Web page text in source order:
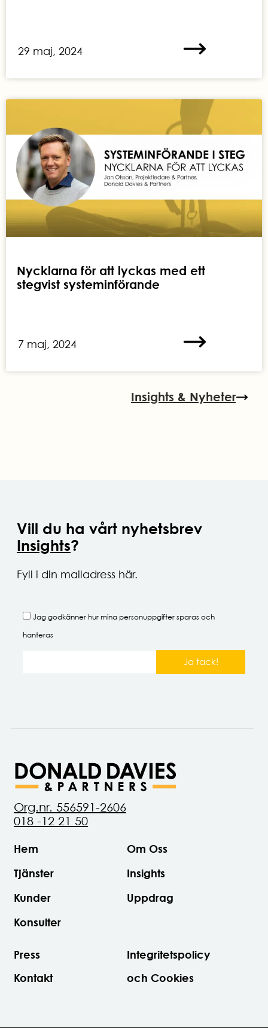
29 maj, 2024
Nycklarna för att lyckas med ett
stegvist systeminförande
7 maj, 2024
Insights & Nyheter
Vill du ha vårt nyhetsbrev
Insights?
Fyll i din mailadress här.
Jag godkänner hur mina personuppgifter sparas och
hanteras
Ja tack!
Org.nr. 556591-2606
018 -12 21 50
Hem
Tjänster
Kunder
Konsulter
Om Oss
Insights
Uppdrag
Press
Kontakt
Integritetspolicy
och Cookies